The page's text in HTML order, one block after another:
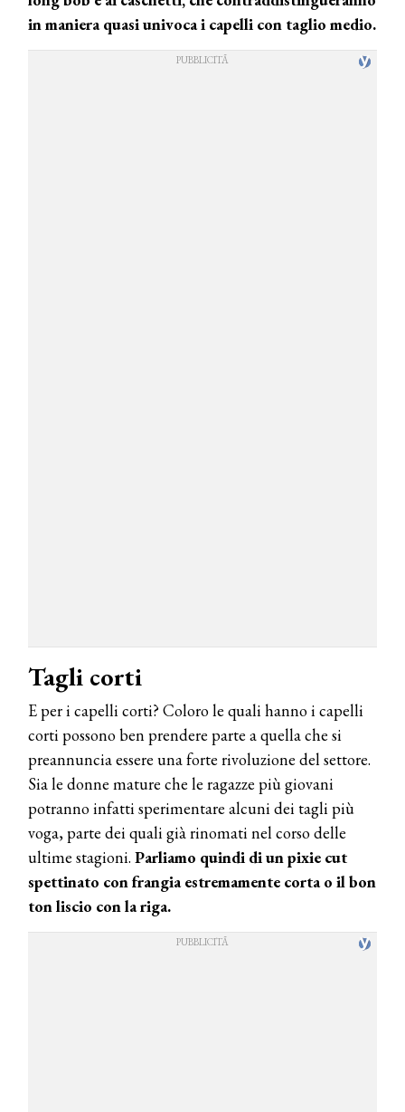
in maniera quasi univoca i capelli con taglio medio.
Tagli corti
E per i capelli corti? Coloro le quali hanno i capelli
corti possono ben prendere parte a quella che si
preannuncia essere una forte rivoluzione del settore.
Sia le donne mature che le ragazze più giovani
potranno infatti sperimentare alcuni dei tagli più
voga, parte dei quali già rinomati nel corso delle
ultime stagioni. Parliamo quindi di un pixie cut
spettinato con frangia estremamente corta o il bon
ton liscio con la riga.